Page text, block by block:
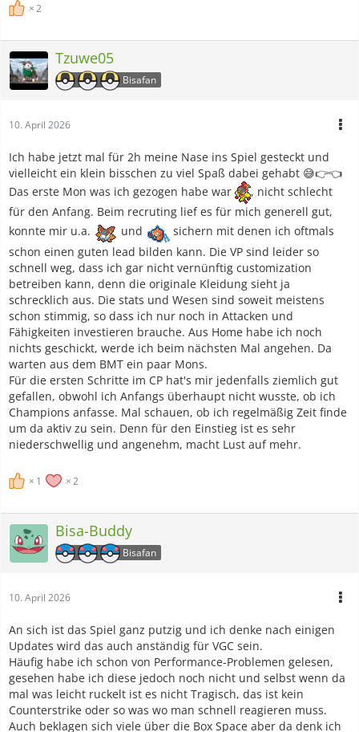
2
Tzuwe05
Bisafan
10. April 2026
Ich habe jetzt mal für 2h meine Nase ins Spiel gesteckt und
vielleicht ein klein bisschen zu viel Spaß dabei gehabt 😅👉👈
Das erste Mon was ich gezogen habe war
, nicht schlecht
für den Anfang. Beim recruting lief es für mich generell gut,
konnte mir u.a.
und
sichern mit denen ich oftmals
schon einen guten lead bilden kann. Die VP sind leider so
schnell weg, dass ich gar nicht vernünftig customization
betreiben kann, denn die originale Kleidung sieht ja
schrecklich aus. Die stats und Wesen sind soweit meistens
schon stimmig, so dass ich nur noch in Attacken und
Fähigkeiten investieren brauche. Aus Home habe ich noch
nichts geschickt, werde ich beim nächsten Mal angehen. Da
warten aus dem BMT ein paar Mons.
Für die ersten Schritte im CP hat's mir jedenfalls ziemlich gut
gefallen, obwohl ich Anfangs überhaupt nicht wusste, ob ich
Champions anfasse. Mal schauen, ob ich regelmäßig Zeit finde
um da aktiv zu sein. Denn für den Einstieg ist es sehr
niederschwellig und angenehm, macht Lust auf mehr.
1 2
Bisa-Buddy
Bisafan
10. April 2026
An sich ist das Spiel ganz putzig und ich denke nach einigen
Updates wird das auch anständig für VGC sein.
Häufig habe ich schon von Performance-Problemen gelesen,
gesehen habe ich diese jedoch noch nicht und selbst wenn da
mal was leicht ruckelt ist es nicht Tragisch, das ist kein
Counterstrike oder so was wo man schnell reagieren muss.
Auch beklagen sich viele über die Box Space aber da denk ich